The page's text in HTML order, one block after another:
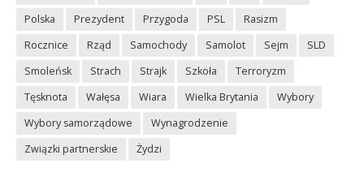
Polska
Prezydent Przygoda PSL
Rasizm
Rocznice
Rząd Samochody Samolot Sejm
SLD
Smoleńsk
Strach Strajk Szkoła
Terroryzm
Tęsknota
Wałęsa Wiara Wielka Brytania
Wybory
Wybory samorządowe
Wynagrodzenie
Związki partnerskie
Żydzi